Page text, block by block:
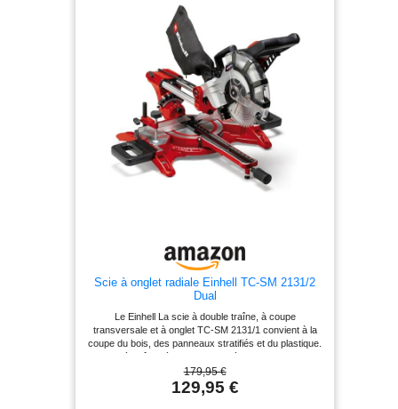
piètement universel pour scies à
onglet dispose de pieds avec
renforts en X pour assurer une
meilleure stabilité Grâce aux
extensions pour pièces latérales,
au dispositif de serrage
permettant la fixation sûre des
pièces, et à la butée de pièce
avec rails coulissant à gauche et à
droite, il est possible d’effectuer
des coupes sûres et précises Scie
Scie à onglet radiale Einhell TC-SM 2131/2
Dual
Le Einhell La scie à double traîne, à coupe
transversale et à onglet TC-SM 2131/1 convient à la
coupe du bois, des panneaux stratifiés et du plastique.
La scie à traîner, à tronçonner et à onglet permet des
coupes nettes en onglet et une coupe précise à la
longueur souhaitée. La tête de scie peut être inclinée
en continu vers la gauche et vers la droite pour une
179,95 €
129,95 €